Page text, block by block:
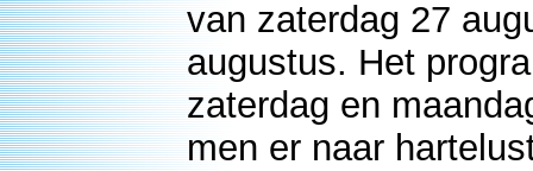
van zaterdag 27
augustus. Het
zaterdag en
men er naar